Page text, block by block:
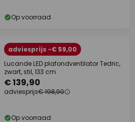
Op voorraad
adviesprijs -€ 59,00
Lucande LED plafondventilator Tedric,
zwart, stil, 133 cm
€ 139,90
adviesprijs€ 198,90
Op voorraad